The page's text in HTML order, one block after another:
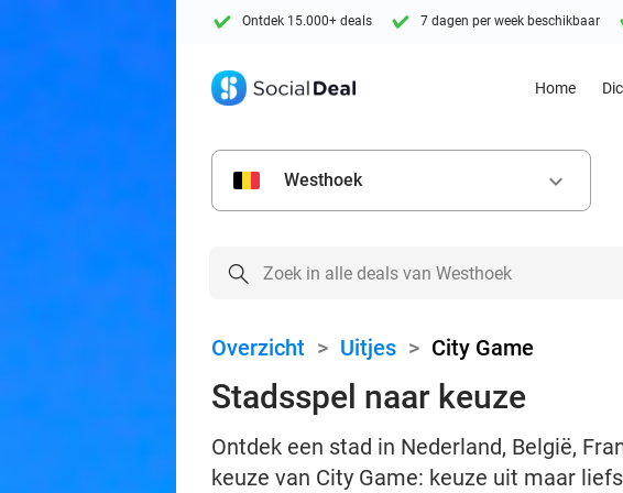
Ontdek 15.000+ deals 7 dagen per week beschikbaar
Home
Westhoek keyboard_arrow_down
Overzicht > Uitjes > City Game
Stadsspel naar keuze
Ontdek een stad in Nederland, België,
keuze van City Game: keuze uit maar